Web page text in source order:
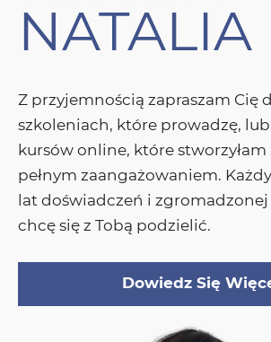
NATALIA
Z przyjemnością zapraszam Cię
szkoleniach, które prowadzę,
kursów online, które stworzyłam
pełnym zaangażowaniem.
lat doświadczeń i
chcę się z Tobą podzielić.
Dowiedz Się